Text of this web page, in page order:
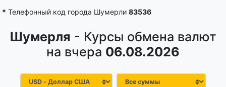
* Телефонный код города Шумерли 83536
Шумерля - Курсы обмена валют
на вчера 06.08.2026